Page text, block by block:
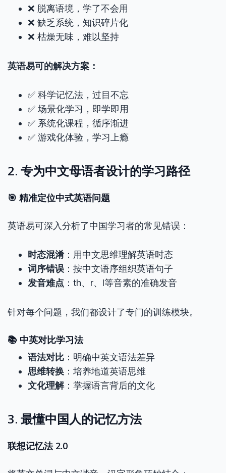
❌ 脱离语境，学了不会用
❌ 缺乏系统，知识碎片化
❌ 枯燥无味，难以坚持
英语易可的解决方案：
✅ 科学记忆法，过目不忘
✅ 场景化学习，即学即用
✅ 系统化课程，循序渐进
✅ 游戏化体验，学习上瘾
2. 专为中文母语者设计的学习路径
🎯 精准定位中式英语问题
英语易可深入分析了中国学习者的常见错误：
时态混淆：用中文思维理解英语时态
词序错误 ：按中文语序组织英语句子
发音难点 ：th、r、l等音素的准确发音
针对每个问题，我们都设计了专门的训练模块。
📚 中英对比学习法
语法对比 ：明确中英文语法差异
思维转换 ：培养地道英语思维
文化理解：掌握语言背后的文化
3. 最懂中国人的记忆方法
联想记忆法 2.0